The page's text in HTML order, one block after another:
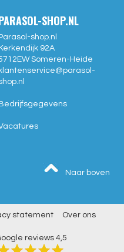
SHOP.NL
Parasol-shop.nl
Kerkendijk 92A
Someren-Heide
klantenservice@parasol-
Bedrijfsgegevens
Naar boven
statement Over ons
reviews 4,5